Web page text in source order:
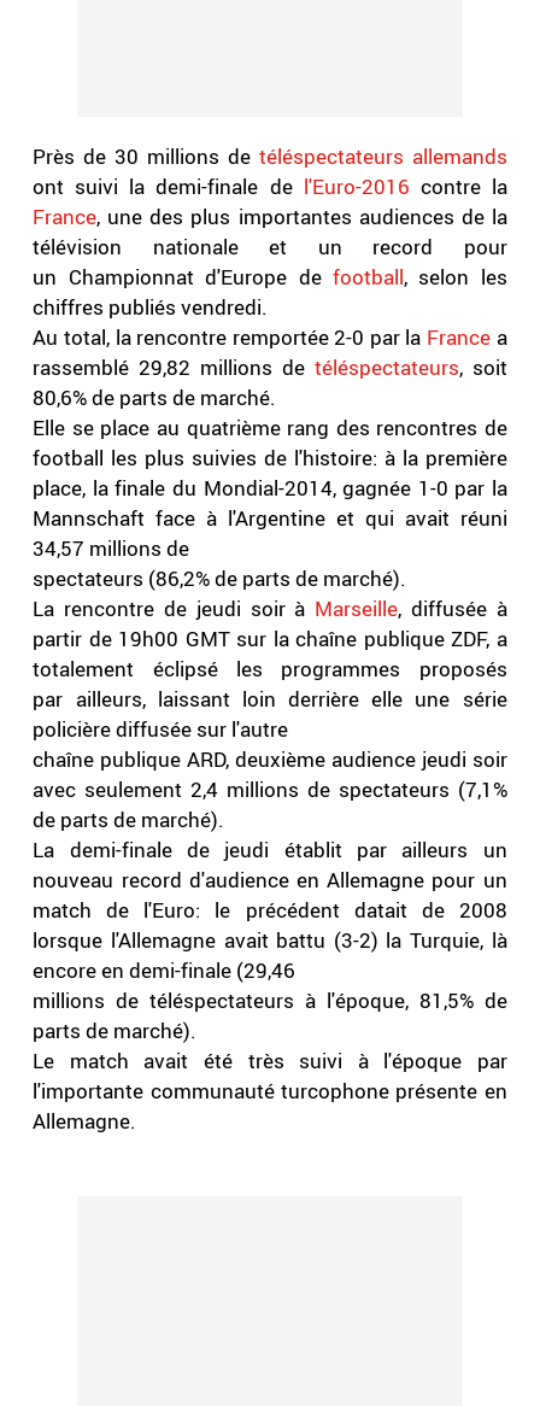
Près de 30 millions de téléspectateurs allemands
ont suivi la demi-finale de l'Euro-2016 contre la
France, une des plus importantes audiences de la
télévision nationale et un record pour
un Championnat d'Europe de football, selon les
chiffres publiés vendredi.
Au total, la rencontre remportée 2-0 par la France a
rassemblé 29,82 millions de téléspectateurs, soit
80,6% de parts de marché.
Elle se place au quatrième rang des rencontres de
football les plus suivies de l'histoire: à la première
place, la finale du Mondial-2014, gagnée 1-0 par la
Mannschaft face à l'Argentine et qui avait réuni
34,57 millions de
spectateurs (86,2% de parts de marché).
La rencontre de jeudi soir à Marseille, diffusée à
partir de 19h00 GMT sur la chaîne publique ZDF, a
totalement éclipsé les programmes proposés
par ailleurs, laissant loin derrière elle une série
policière diffusée sur l'autre
chaîne publique ARD, deuxième audience jeudi soir
avec seulement 2,4 millions de spectateurs (7,1%
de parts de marché).
La demi-finale de jeudi établit par ailleurs un
nouveau record d'audience en Allemagne pour un
match de l'Euro: le précédent datait de 2008
lorsque l'Allemagne avait battu (3-2) la Turquie, là
encore en demi-finale (29,46
millions de téléspectateurs à l'époque, 81,5% de
parts de marché).
Le match avait été très suivi à l'époque par
l'importante communauté turcophone présente en
Allemagne.